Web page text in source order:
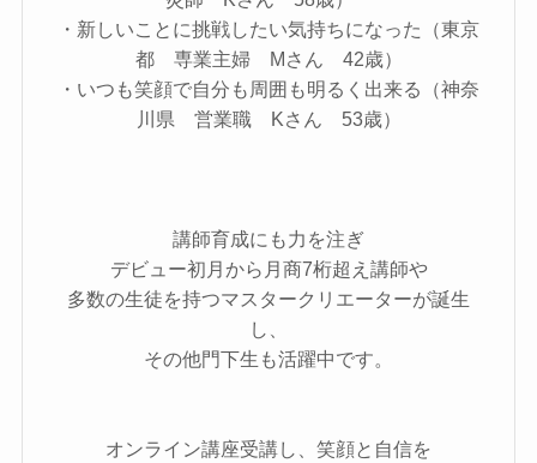
・新しいことに挑戦したい気持ちになった（東京
都 専業主婦 Mさん 42歳）
・いつも笑顔で自分も周囲も明るく出来る（神奈
川県 営業職 Kさん 53歳）
講師育成にも力を注ぎ
デビュー初月から月商7桁超え講師や
多数の生徒を持つマスタークリエーターが誕生
し、
その他門下生も活躍中です。
オンライン講座受講し、笑顔と自信を